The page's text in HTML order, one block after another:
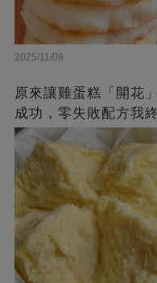
2025/11/08
原來讓雞蛋糕「開花
成功，零失敗配方我